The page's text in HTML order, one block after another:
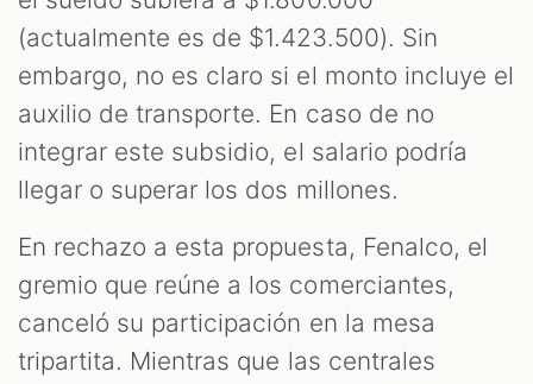
(actualmente es de $1.423.500). Sin
embargo, no es claro si el monto incluye el
auxilio de transporte. En caso de no
integrar este subsidio, el salario podría
llegar o superar los dos millones.
En rechazo a esta propuesta, Fenalco, el
gremio que reúne a los comerciantes,
canceló su participación en la mesa
tripartita. Mientras que las centrales